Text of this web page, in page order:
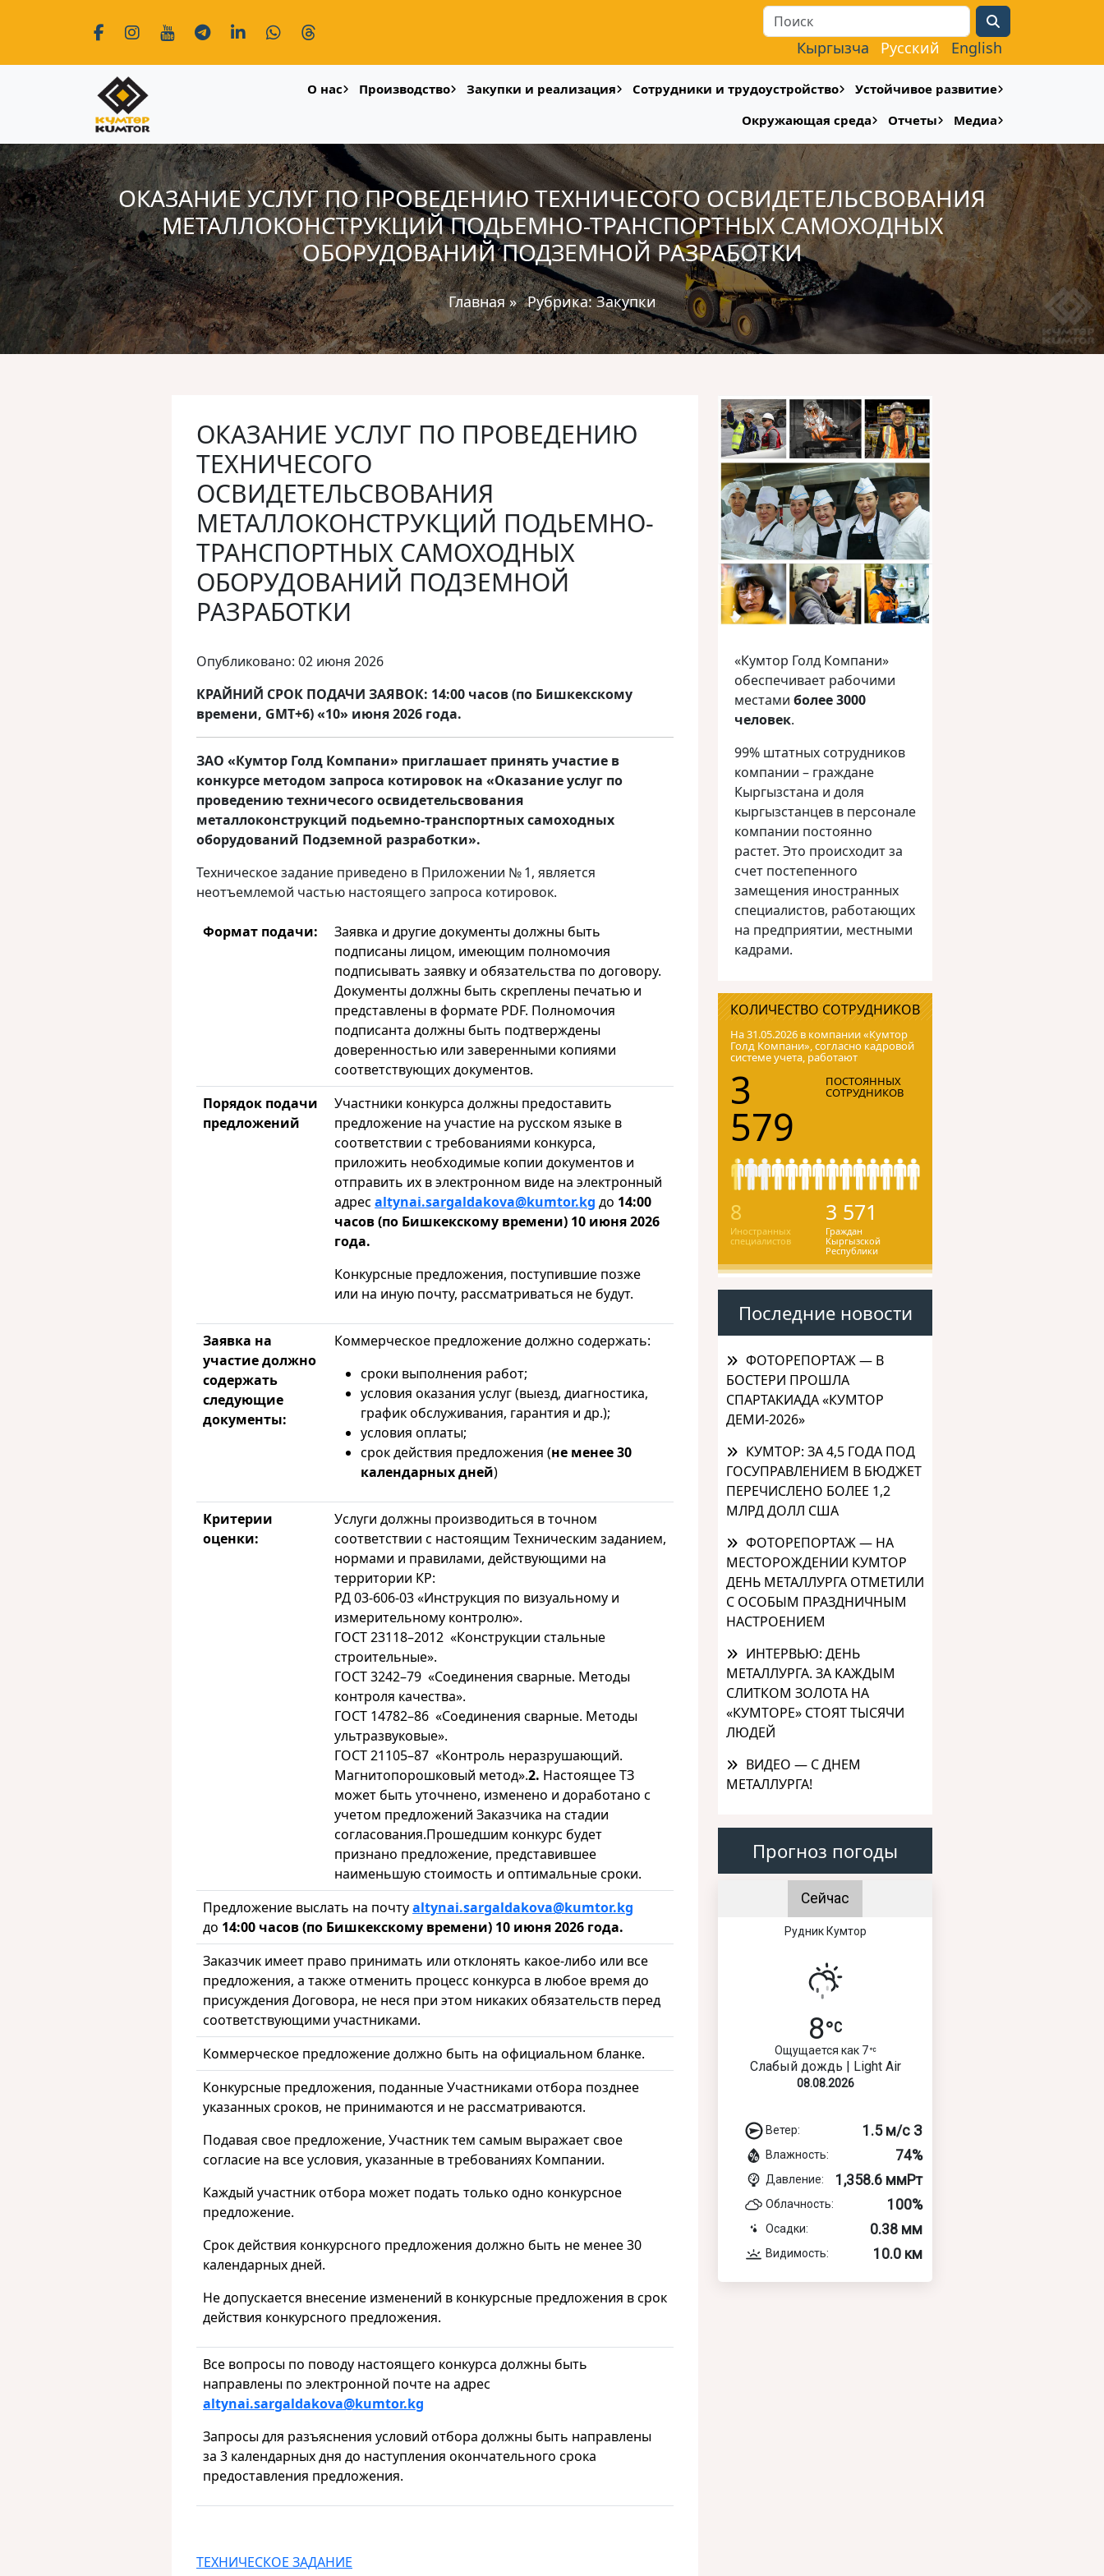
Search
Кыргызча Русский English
О нас Производство Закупки и реализация Сотрудники и трудоустройство
Устойчивое развитие
Окружающая среда
Отчеты Медиа
ОКАЗАНИЕ УСЛУГ ПО ПРОВЕДЕНИЮ ТЕХНИЧЕСОГО ОСВИДЕТЕЛЬСВОВАНИЯ
МЕТАЛЛОКОНСТРУКЦИЙ ПОДЬЕМНО-ТРАНСПОРТНЫХ САМОХОДНЫХ
ОБОРУДОВАНИЙ ПОДЗЕМНОЙ РАЗРАБОТКИ
Главная» Рубрика:Закупки
ОКАЗАНИЕ УСЛУГ ПО ПРОВЕДЕНИЮ
ТЕХНИЧЕСОГО
ОСВИДЕТЕЛЬСВОВАНИЯ
МЕТАЛЛОКОНСТРУКЦИЙ ПОДЬЕМНО-
ТРАНСПОРТНЫХ САМОХОДНЫХ
ОБОРУДОВАНИЙ ПОДЗЕМНОЙ
РАЗРАБОТКИ
Опубликовано: 02 июня 2026
КРАЙНИЙ СРОК ПОДАЧИ ЗАЯВОК: 14:00 часов (по Бишкекскому
времени, GMT+6) «10» июня 2026 года.
ЗАО «Кумтор Голд Компани» приглашает принять участие в
конкурсе методом запроса котировок на «Оказание услуг по
проведению техничесого освидетельсвования
металлоконструкций подьемно-транспортных самоходных
оборудований Подземной разработки».
Техническое задание приведено в Приложении № 1, является
неотъемлемой частью настоящего запроса котировок.
Формат подачи:
Заявка и другие документы должны быть
подписаны лицом, имеющим полномочия
подписывать заявку и обязательства по договору.
Документы должны быть скреплены печатью и
представлены в формате PDF. Полномочия
подписанта должны быть подтверждены
доверенностью или заверенными копиями
соответствующих документов.
Порядок подачи
предложений
Участники конкурса должны предоставить
предложение на участие на русском языке в
соответствии с требованиями конкурса,
приложить необходимые копии документов и
отправить их в электронном виде на электронный
адрес altynai.sargaldakova@kumtor.kg до 14:00
часов (по Бишкекскому времени) 10 июня2026
года.
Конкурсные предложения, поступившие позже
или на иную почту, рассматриваться не будут.
Заявка на
участие должно
содержать
следующие
документы:
Коммерческое предложение должно содержать:
сроки выполнения работ;
условия оказания услуг (выезд, диагностика,
график обслуживания, гарантия и др.);
условия оплаты;
срок действия предложения (не менее 30
календарных дней)
Критерии
оценки:
Услуги должны производиться в точном
соответствии с настоящим Техническим заданием,
нормами и правилами, действующими на
территории КР:
РД 03-606-03 «Инструкция по визуальному и
измерительному контролю».
ГОСТ 23118–2012 «Конструкции стальные
строительные».
ГОСТ 3242–79 «Соединения сварные. Методы
контроля качества».
ГОСТ 14782–86 «Соединения сварные. Методы
ультразвуковые».
ГОСТ 21105–87 «Контроль неразрушающий.
Магнитопорошковый метод».2. Настоящее ТЗ
может быть уточнено, изменено и доработано с
учетом предложений Заказчика на стадии
согласования.Прошедшим конкурс будет
признано предложение, представившее
наименьшую стоимость и оптимальные сроки.
Предложение выслать на почтуaltynai.sargaldakova@kumtor.kg
до 14:00 часов (по Бишкекскому времени) 10 июня 2026 года.
Заказчик имеет право принимать или отклонять какое-либо или все
предложения, а также отменить процесс конкурса в любое время до
присуждения Договора, не неся при этом никаких обязательств перед
соответствующими участниками.
Коммерческое предложение должно быть на официальном бланке.
Конкурсные предложения, поданные Участниками отбора позднее
указанных сроков, не принимаются и не рассматриваются.
Подавая свое предложение, Участник тем самым выражает свое
согласие на все условия, указанные в требованиях Компании.
Каждый участник отбора может подать только одно конкурсное
предложение.
Срок действия конкурсного предложения должно быть не менее 30
календарных дней.
Не допускается внесение изменений в конкурсные предложения в срок
действия конкурсного предложения.
Все вопросы по поводу настоящего конкурса должны быть
направлены по электронной почте на адрес
altynai.sargaldakova@kumtor.kg
Запросы для разъяснения условий отбора должны быть направлены
за 3 календарных дня до наступления окончательного срока
предоставления предложения.
ТЕХНИЧЕСКОЕ ЗАДАНИЕ
«Кумтор Голд Компани»
обеспечивает рабочими
местами более 3000
человек.
99% штатных сотрудников
компании – граждане
Кыргызстана и доля
кыргызстанцев в персонале
компании постоянно
растет. Это происходит за
счет постепенного
замещения иностранных
специалистов, работающих
на предприятии, местными
кадрами.
КОЛИЧЕСТВО СОТРУДНИКОВ
На 31.05.2026 в компании «Кумтор
Голд Компани», согласно кадровой
системе учета, работают
3
579
ПОСТОЯННЫХ
СОТРУДНИКОВ
8
Иностранных
специалистов
3 571
Граждан
Кыргызской
Республики
Последние новости
ФОТОРЕПОРТАЖ — В
БОСТЕРИ ПРОШЛА
СПАРТАКИАДА «КУМТОР
ДЕМИ-2026»
КУМТОР: ЗА 4,5 ГОДА ПОД
ГОСУПРАВЛЕНИЕМ В БЮДЖЕТ
ПЕРЕЧИСЛЕНО БОЛЕЕ 1,2
МЛРД ДОЛЛ США
ФОТОРЕПОРТАЖ — НА
МЕСТОРОЖДЕНИИ КУМТОР
ДЕНЬ МЕТАЛЛУРГА ОТМЕТИЛИ
С ОСОБЫМ ПРАЗДНИЧНЫМ
НАСТРОЕНИЕМ
ИНТЕРВЬЮ: ДЕНЬ
МЕТАЛЛУРГА. ЗА КАЖДЫМ
СЛИТКОМ ЗОЛОТА НА
«КУМТОРЕ» СТОЯТ ТЫСЯЧИ
ЛЮДЕЙ
ВИДЕО — С ДНЕМ
МЕТАЛЛУРГА!
Прогноз погоды
Сейчас
Рудник Кумтор
8
Ощущается как 7
Слабый дождь | Light Air
08.08.2026
Ветер: 1.5 м/с З
Влажность: 74%
Давление: 1,358.6 ммРт
Облачность: 100%
Осадки: 0.38 мм
Видимость: 10.0 км